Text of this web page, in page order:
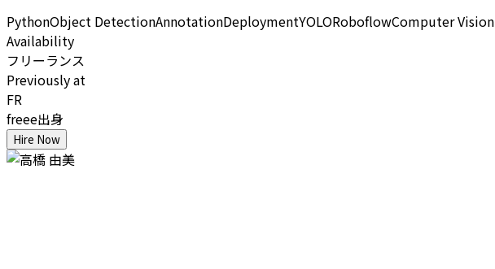
PythonObject DetectionAnnotationDeploymentYOLORoboflowComputer Vision
Availability
フリーランス
Previously at
FR
freee出身
Hire Now